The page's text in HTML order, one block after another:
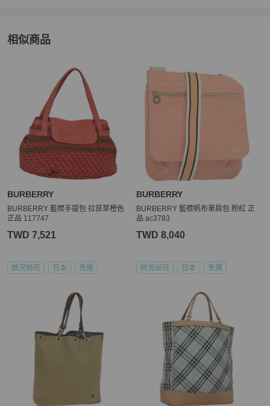
【取消訂單與退貨政策】
因個人因素想要退貨，需自行負擔國際運費和相關產生的關稅寄回給
Brand Street 日本，PopChill 並非商品轉售人，商品係為您向日本 B
rand Street 購買，我方協助進行鑑定和訂購，因此我方無法代替賣
方（Brand Street）行使是否同意退貨的權利，Brand Street 是日本
老牌中古店，對於品質和信譽均有良好的把關，敬請放心購買。
★ 買家一旦依照 PopChill 平台所定方式、條件及流程完成下單，即
表示願意依照本服務約定條款及相關網頁上所載明的約定內容、交易
條件、退貨政策或限制。
★ 商品通過鑑定（鑑證）後，PopChill 依法將會開立「訂單金額」全
額的台灣統一發票，以電子發票形式寄至買家提供之電郵信箱。
相似商品
BURBERRY
BURBERRY 藍標手提包 拉菲草橙色
正品 117747
TWD 7,521
狀況尚可 日本 免運
BURBERRY
BURBERRY 藍標帆布單肩包 粉紅 正
品 ac3783
TWD 8,040
狀況尚可 日本 免運